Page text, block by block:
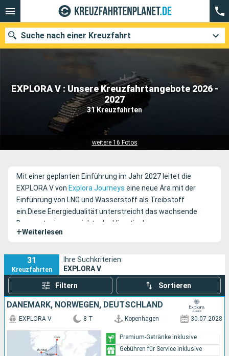
EXPLORA V : Unsere Kreuzfahrtangebote 2026 -
2027
31 Kreuzfahrten
weitere 16 Fotos
Suche nach einer Kreuzfahrt
Unsere Ziele
Abfahrtsmonat
Mit einer geplanten Einführung im Jahr 2027 leitet die
EXPLORA V von Explora Journeys eine neue Ära mit der
Einführung von LNG und Wasserstoff als Treibstoff
ein.Diese Energiedualität unterstreicht das wachsende
Bewusstsein angesichts der klimatischen
Herausforderungen.Durch die Kombination von LNG und
Luxuskreuzfahrt neu zu definieren und gleichzeitig die
Auswirkungen auf die Umwelt zu minimieren.
+Weiterlesen
31
Kreuzfahrten
Ihre Suchkriterien:
EXPLORA V
Filtern Sortieren
DÄNEMARK, NORWEGEN, DEUTSCHLAND
EXPLORA V 8 T Kopenhagen 30.07.2028
Premium-Getränke inklusive
Gebühren für Service inklusive